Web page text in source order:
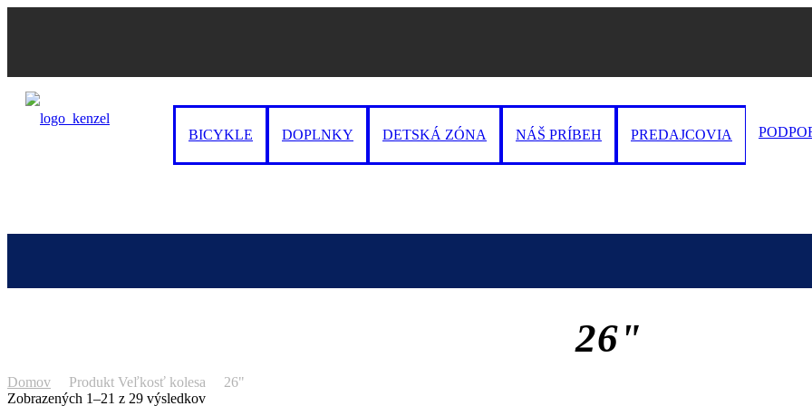
BICYKLE DOPLNKY DETSKÁ ZÓNA NÁŠ PRÍBEH PREDAJCOVIA
26"
Domov Produkt Veľkosť kolesa
26"
Zobrazených 1–21 z 29 výsledkov